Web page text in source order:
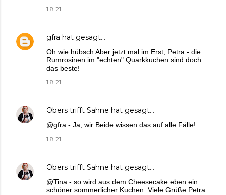
1.8.21
gfra hat gesagt…
Oh wie hübsch Aber jetzt mal im Erst, Petra - die
Rumrosinen im "echten" Quarkkuchen sind doch
das beste!
1.8.21
Obers trifft Sahne hat gesagt…
@gfra - Ja, wir Beide wissen das auf alle Fälle!
1.8.21
Obers trifft Sahne hat gesagt…
@Tina - so wird aus dem Cheesecake eben ein
schöner sommerlicher Kuchen. Viele Grüße Petra